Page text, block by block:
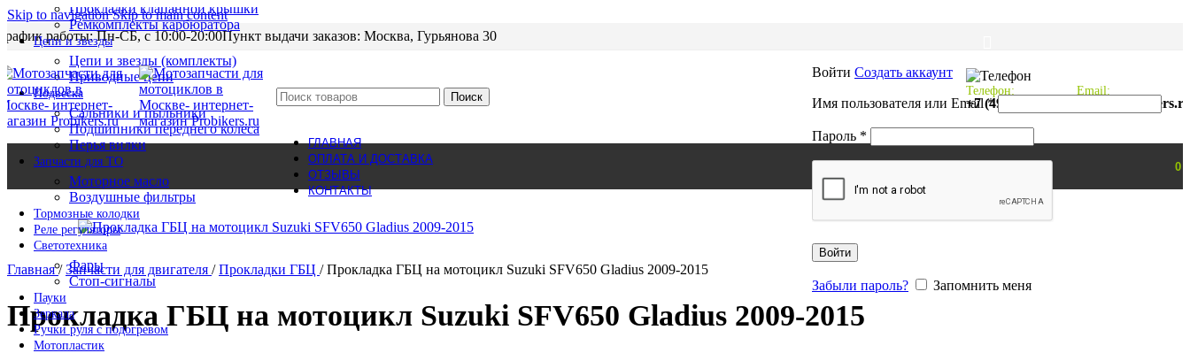
Skip to navigationSkip to main content
работы: Пн-CБ, с 10:00-20:00Пункт выдачи заказов: Москва, Гурьянова 30
Поиск Телефон:
+7 (495) 997-01-66
Email:
Прокладки клапанной крышки
Ремкомплекты карбюратора
Цепи и звезды
Цепи и звезды (комплекты)
Приводные цепи
Подвеска
Сальники и пыльники
Подшипники переднего колеса
Перья вилки
Запчасти для ТО
Моторное масло
Воздушные фильтры
Тормозные колодки
Реле регуляторы
Cветотехника
Фары
Стоп-сигналы
Пауки
Зеркала
Ручки руля с подогревом
Мотопластик
ГЛАВНАЯ
ОПЛАТА И ДОСТАВКА
ОТЗЫВЫ
КОНТАКТЫ
Войти Создать аккаунт
Имя пользователя или Email*Обязательно
Пароль *
Войти
Забыли пароль? Запомнить меня
0
Нет в наличии
Главная/ Запчасти для двигателя / Прокладки ГБЦ / Прокладка ГБЦ на мотоцикл Suzuki SFV650 Gladius 2009-2015
Прокладка ГБЦ на мотоцикл Suzuki SFV650 Gladius 2009-2015